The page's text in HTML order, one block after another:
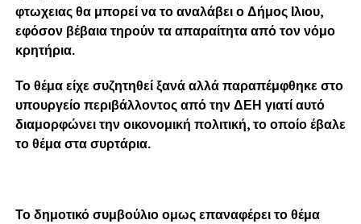
φτωχειας θα μπορεί να το αναλάβει ο Δήμος Ιλιου,
εφόσον βέβαια τηρούν τα απαραίτητα από τον νόμο
κρητήρια.
Το θέμα είχε συζητηθεί ξανά αλλά παραπέμφθηκε στο
υπουργείο περιβάλλοντος από την ΔΕΗ γιατί αυτό
διαμορφώνει την οικονομική πολιτική, το οποίο έβαλε
το θέμα στα συρτάρια.
Το δημοτικό συμβούλιο ομως επαναφέρει το θέμα